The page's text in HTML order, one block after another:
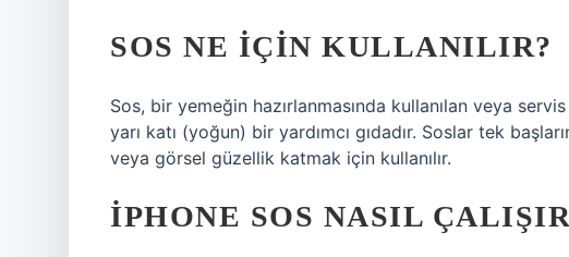
SOS NE IÇIN KULLANILIR?
Sos, bir yemeğin hazırlanmasında kullanılan veya
yarı katı (yoğun) bir yardımcı gıdadır. Soslar tek
veya görsel güzellik katmak için kullanılır.
IPHONE SOS NASIL